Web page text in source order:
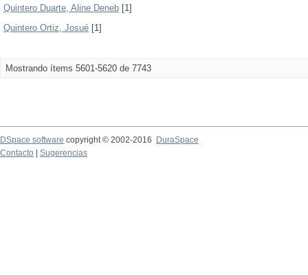
Quintero Duarte, Aline Deneb [1]
Quintero Ortiz, Josué [1]
Mostrando ítems 5601-5620 de 7743
DSpace software copyright © 2002-2016
DuraSpace
Contacto
Sugerencias